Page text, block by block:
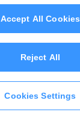
Cookies Settings
Reject All
Accept All Cookies